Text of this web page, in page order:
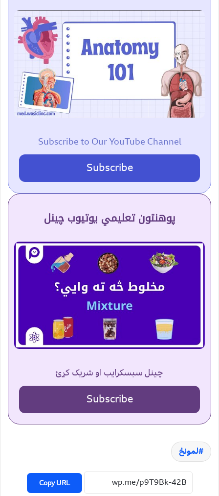
Subscribe to Our YouTube Channel
Subscribe
پوهنتون تعلیمي یوتیوب چینل
چینل سبسکرایب او شریک کړئ
Subscribe
لمونځ
Copy URL